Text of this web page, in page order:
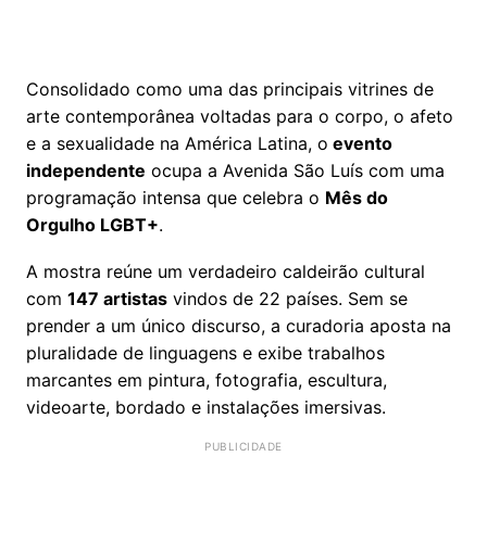
Consolidado como uma das principais vitrines de
arte contemporânea voltadas para o corpo, o afeto
e a sexualidade na América Latina, o evento
independente ocupa a Avenida São Luís com uma
programação intensa que celebra o Mês do
Orgulho LGBT+.
A mostra reúne um verdadeiro caldeirão cultural
com 147 artistas vindos de 22 países. Sem se
prender a um único discurso, a curadoria aposta na
pluralidade de linguagens e exibe trabalhos
marcantes em pintura, fotografia, escultura,
videoarte, bordado e instalações imersivas.